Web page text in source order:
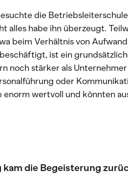
die
alles habe ihn überzeugt.
beim Verhältnis von
ist ein
noch stärker als
oder
wertvoll und könnten
die Begeisterung